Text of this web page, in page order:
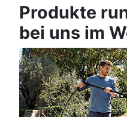
Produkte
bei uns im